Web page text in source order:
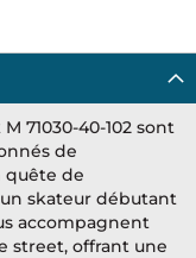
71030-40-102 sont
de
quête de
skateur débutant
accompagnent
street, offrant une